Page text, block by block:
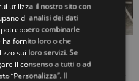
RG
qui joindre l l gance la s...
utilizza il nostro sito con
di analisi dei dati
combinarle
fornito loro o che
sui loro servizi. Se
il consenso a tutti o ad
“Personalizza”. Il